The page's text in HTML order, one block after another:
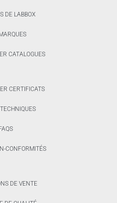
DE LABBOX
CATALOGUES
CERTIFICATS
CONFORMITÉS
DE VENTE